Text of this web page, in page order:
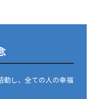
動し、全ての人の幸福